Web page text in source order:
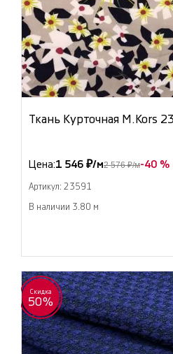
Ткань Курточная M.Kors
Цена:1 546 ₽/м2 576 ₽/м-40 %
Артикул: 23591
В наличии 3.80 м
Скидка
50%